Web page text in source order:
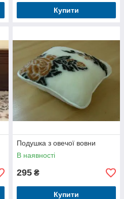
Купити
Подушка з овечої вовни
В наявності
295 ₴
Купити